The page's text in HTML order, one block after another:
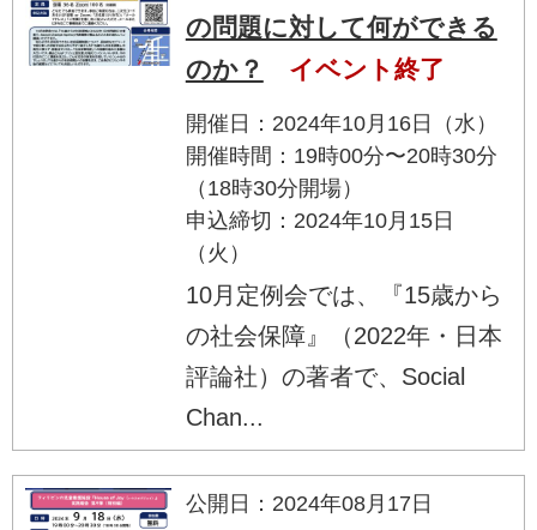
の問題に対して何ができる
のか？
イベント終了
開催日：2024年10月16日（水）
開催時間：19時00分〜20時30分
（18時30分開場）
申込締切：2024年10月15日
（火）
10月定例会では、『15歳から
の社会保障』（2022年・日本
評論社）の著者で、Social
Chan...
公開日：2024年08月17日